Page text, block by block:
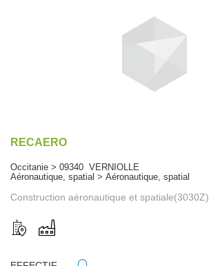
RECAERO
Occitanie > 09340 VERNIOLLE
Aéronautique, spatial > Aéronautique, spatial
Construction aéronautique et spatiale(3030Z)